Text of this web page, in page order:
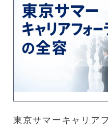
東京サマーキャリア